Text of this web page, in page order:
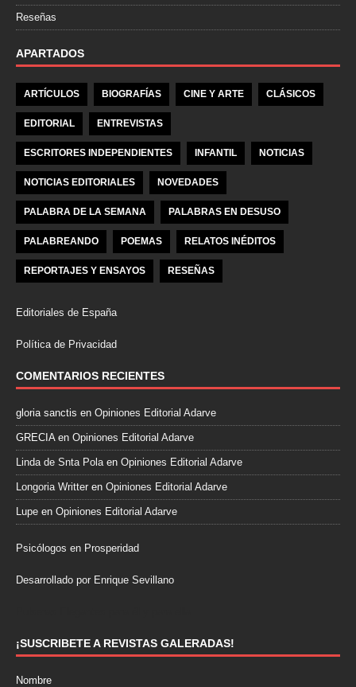
Reseñas
APARTADOS
ARTÍCULOS BIOGRAFÍAS CINE Y ARTE CLÁSICOS
EDITORIAL ENTREVISTAS
ESCRITORES INDEPENDIENTES INFANTIL NOTICIAS
NOTICIAS EDITORIALES NOVEDADES
PALABRA DE LA SEMANA PALABRAS EN DESUSO
PALABREANDO POEMAS RELATOS INÉDITOS
REPORTAJES Y ENSAYOS RESEÑAS
Editoriales de España
Política de Privacidad
COMENTARIOS RECIENTES
gloria sanctis en Opiniones Editorial Adarve
GRECIA en Opiniones Editorial Adarve
Linda de Snta Pola en Opiniones Editorial Adarve
Longoria Writter en Opiniones Editorial Adarve
Lupe en Opiniones Editorial Adarve
Psicólogos en Prosperidad
Desarrollado por Enrique Sevillano
¡SUSCRIBETE A REVISTAS GALERADAS!
Nombre